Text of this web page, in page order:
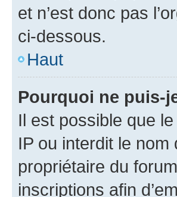
et n’est donc pas
ci-dessous.
Haut
Pourquoi ne puis-
Il est possible que
IP ou interdit le nom
propriétaire du
inscriptions afin